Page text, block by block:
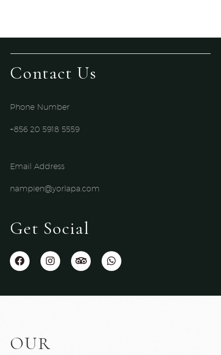
Contact Us
Phone Number
+856 20 5918 5559​
Email Address
nampien@yorlapa.com
Get Social
OUR